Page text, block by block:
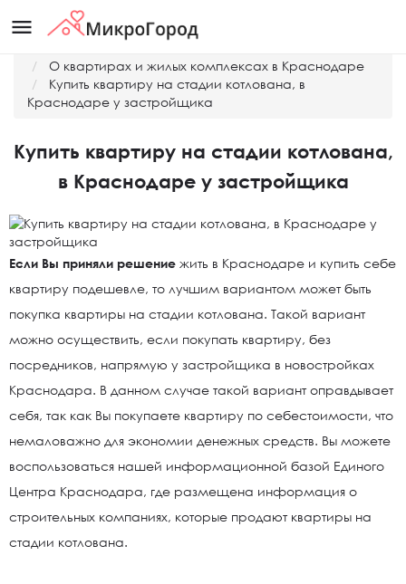
menu
О квартирах и жилых комплексах в Краснодаре
Купить квартиру на стадии котлована, в
Краснодаре у застройщика
Купить квартиру на стадии котлована,
в Краснодаре у застройщика
Если Вы приняли решение жить в Краснодаре и купить себе
квартиру подешевле, то лучшим вариантом может быть
покупка квартиры на стадии котлована. Такой вариант
можно осуществить, если покупать квартиру, без
посредников, напрямую у застройщика в новостройках
Краснодара. В данном случае такой вариант оправдывает
себя, так как Вы покупаете квартиру по себестоимости, что
немаловажно для экономии денежных средств. Вы можете
воспользоваться нашей информационной базой Единого
Центра Краснодара, где размещена информация о
строительных компаниях, которые продают квартиры на
стадии котлована.